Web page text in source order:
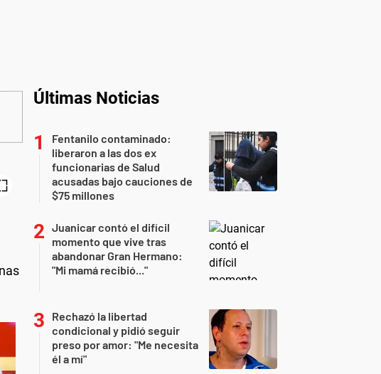
Últimas Noticias
Fentanilo contaminado:
liberaron a las dos ex
funcionarias de Salud
acusadas bajo cauciones de
$75 millones
Juanicar contó el difícil
momento que vive tras
abandonar Gran Hermano:
"Mi mamá recibió..."
Rechazó la libertad
condicional y pidió seguir
preso por amor: "Me necesita
él a mí"